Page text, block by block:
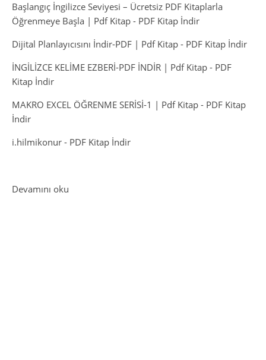
Başlangıç İngilizce Seviyesi – Ücretsiz PDF Kitaplarla
Öğrenmeye Başla | Pdf Kitap - PDF Kitap İndir
Dijital Planlayıcısını İndir-PDF | Pdf Kitap - PDF Kitap İndir
İNGİLİZCE KELİME EZBERİ-PDF İNDİR | Pdf Kitap - PDF
Kitap İndir
MAKRO EXCEL ÖĞRENME SERİSİ-1 | Pdf Kitap - PDF Kitap
İndir
i.hilmikonur - PDF Kitap İndir
Devamını oku